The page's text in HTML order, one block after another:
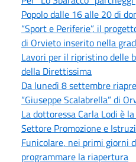
Popolo dalle 16 alle 20 di
“Sport e Periferie”, il
di Orvieto inserito nella
Lavori per il ripristino delle
della Direttissima
Da lunedì 8 settembre
“Giuseppe Scalabrella” di
La dottoressa Carla Lodi è
Settore Promozione e
Funicolare, nei primi giorni
programmare la riapertura